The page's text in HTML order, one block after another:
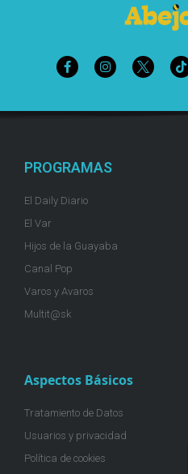
PROGRAMAS
El Daily Diario
El Var
Hijos de la Guayaba
Canal Pop
Varos y Avaros
Multit@sk
Aspectos Básicos
Tratamiento de Datos
Usuarios y privacidad
Política de cookies